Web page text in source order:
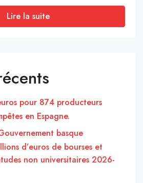
Lire la suite
pour 874 producteurs
en Espagne.
basque
d’euros de bourses et
non universitaires 2026-